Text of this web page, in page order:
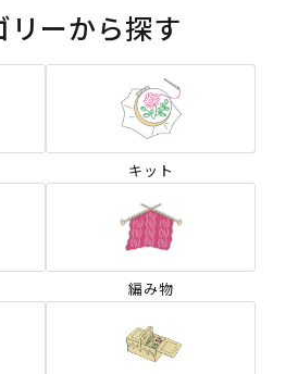
リーから探す
キット
編み物